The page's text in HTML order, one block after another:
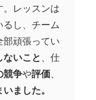
。レッスンは
し、チーム
頑張ってい
ないこと 、仕
競争や評価
ました。